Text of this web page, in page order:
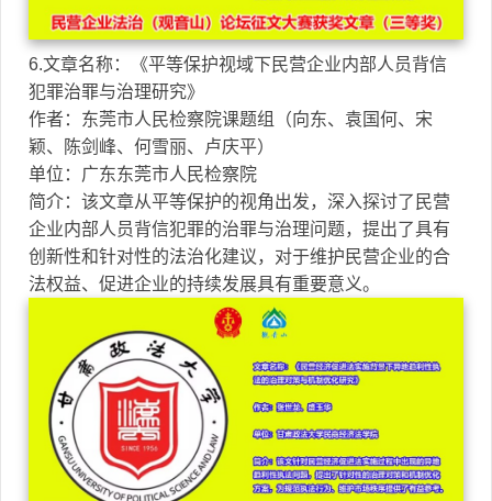
6.文章名称：《平等保护视域下民营企业内部人员背信
犯罪治罪与治理研究》
作者：东莞市人民检察院课题组（向东、袁国何、宋
颖、陈剑峰、何雪丽、卢庆平）
单位：广东东莞市人民检察院
简介：该文章从平等保护的视角出发，深入探讨了民营
企业内部人员背信犯罪的治罪与治理问题，提出了具有
创新性和针对性的法治化建议，对于维护民营企业的合
法权益、促进企业的持续发展具有重要意义。